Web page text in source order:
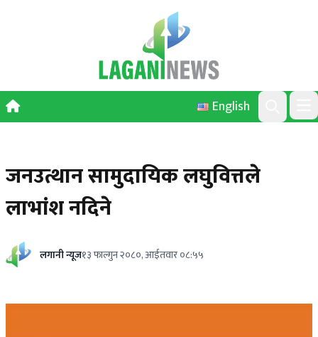
English
Search
जनउत्थान सामुदायिक लघुवित्तले
लाभांश नदिने
लगानी न्यूज१३ फाल्गुन २०८०, आईतवार ०८:५५